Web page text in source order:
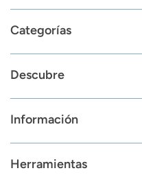
Categorías
Descubre
Información
Herramientas